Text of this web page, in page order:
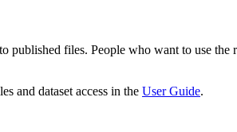
published files. People who want to use the
and dataset access in the User Guide.